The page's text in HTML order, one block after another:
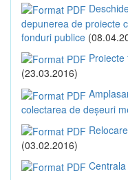
depunerea de proiecte
fonduri publice
(23.03.2016)
colectarea de deșeuri
(03.02.2016)